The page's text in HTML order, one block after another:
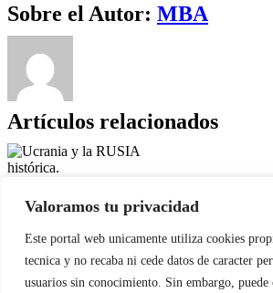
Valoramos tu privacidad
Este portal web unicamente utiliza cookies
tecnica y no recaba ni cede datos de caracter
usuarios sin conocimiento. Sin embargo, puede
Sobre el Autor: MBA
Artículos relacionados
Galería
Ucrania y la RUSIA
histórica.